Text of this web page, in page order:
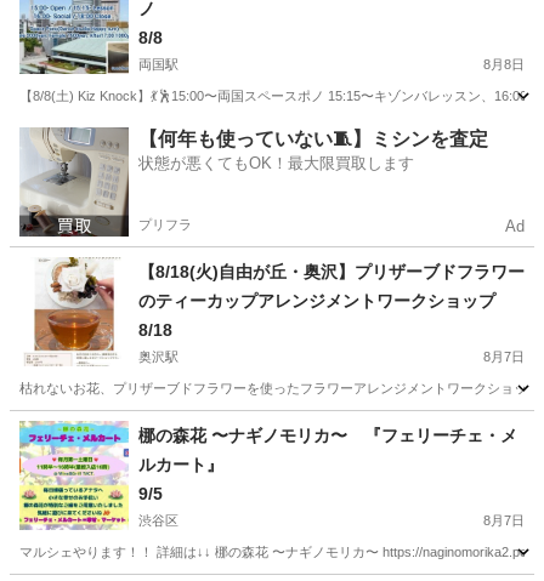
ノ
8/8
両国駅 8月8日
【8/8(土) Kiz Knock】💃🕺15:00〜両国スペースポノ 15:15〜キゾンバレッスン、
東京 墨田区 両国駅 ワークショップ スタジオ
【何年も使っていない🧵】ミシンを査定
状態が悪くてもOK！最大限買取します
プリフラ Ad
【8/18(火)自由が丘・奥沢】プリザーブドフラワー
のティーカップアレンジメントワークショップ
8/18
奥沢駅 8月7日
枯れないお花、プリザーブドフラワーを使ったフラワーアレンジメントワークショッ
東京 世田谷区 奥沢駅 ワークショップ 会場
梛の森花 〜ナギノモリカ〜 『フェリーチェ・メ
ルカート』
9/5
渋谷区 8月7日
マルシェやります！！ 詳細は↓↓ 梛の森花 〜ナギノモリカ〜 https://